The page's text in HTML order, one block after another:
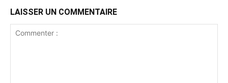
LAISSER UN COMMENTAIRE